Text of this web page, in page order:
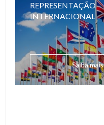
REPRESENTAÇÃO
INTERNACIONAL
Saiba mais